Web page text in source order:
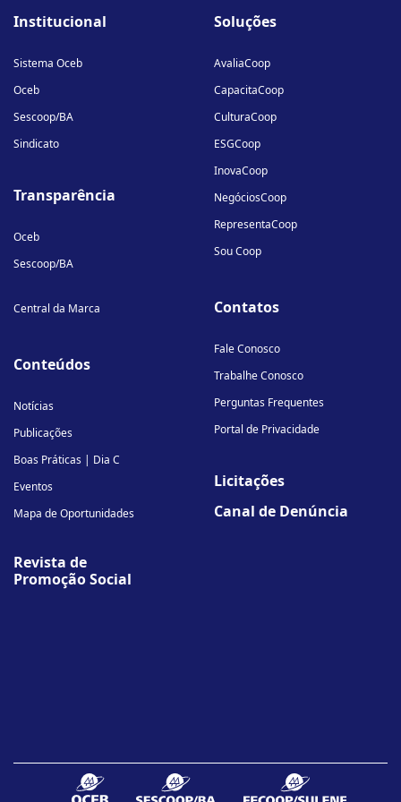
linkedin-
instagram
youtube
Institucional
Sistema Oceb
Oceb
Sescoop/BA
Sindicato
Transparência
Oceb
Sescoop/BA
Central da Marca
Conteúdos
Notícias
Publicações
Boas Práticas | Dia C
Eventos
Mapa de Oportunidades
Revista de
Promoção Social
Soluções
AvaliaCoop
CapacitaCoop
CulturaCoop
ESGCoop
InovaCoop
NegóciosCoop
RepresentaCoop
Sou Coop
Contatos
Fale Conosco
Trabalhe Conosco
Perguntas Frequentes
Portal de Privacidade
Licitações
Canal de Denúncia